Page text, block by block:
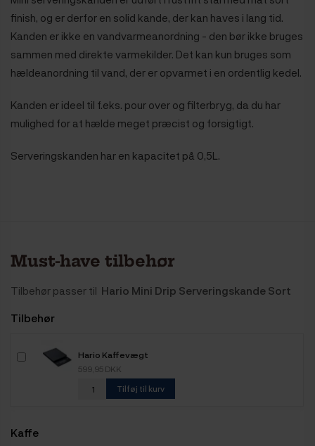
finish, og er derfor en solid kande, der kan haves i lang tid.
Kanden er ikke en vandvarmeanordning - den bør ikke bruges
sammen med direkte varmekilder. Det kan kun bruges som
hældeanordning til vand, der er opvarmet i en ordentlig kedel.
Kanden er ideel til f.eks. pour over og filterbryg, da du har
mulighed for at hælde meget præcist og forsigtigt.
Serveringskanden har en kapacitet på 0,5L.
Must-have tilbehør
Tilbehør passer til Hario Mini Drip Serveringskande Sort
Tilbehør
Hario Kaffevægt
599,95 DKK
Tilføj til kurv
Kaffe